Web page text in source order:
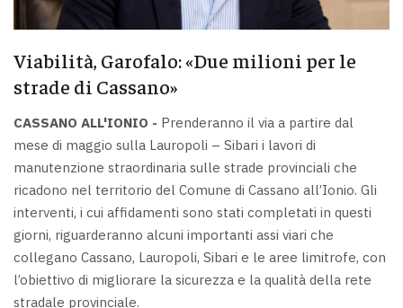
Viabilità, Garofalo: «Due milioni per le
strade di Cassano»
CASSANO ALL'IONIO - Prenderanno il via a partire dal
mese di maggio sulla Lauropoli – Sibari i lavori di
manutenzione straordinaria sulle strade provinciali che
ricadono nel territorio del Comune di Cassano all’Ionio. Gli
interventi, i cui affidamenti sono stati completati in questi
giorni, riguarderanno alcuni importanti assi viari che
collegano Cassano, Lauropoli, Sibari e le aree limitrofe, con
l’obiettivo di migliorare la sicurezza e la qualità della rete
stradale provinciale.